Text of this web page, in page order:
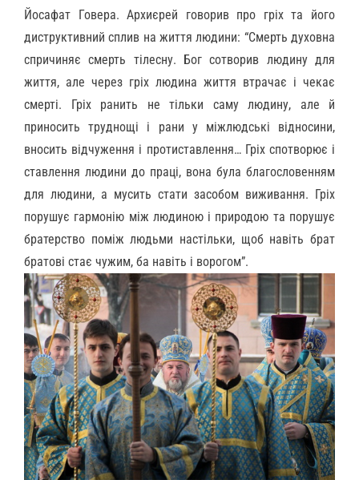
Йосафат Говера. Архиєрей говорив про гріх та його
диструктивний сплив на життя людини: “Смерть духовна
спричиняє смерть тілесну. Бог сотворив людину для
життя, але через гріх людина життя втрачає і чекає
смерті. Гріх ранить не тільки саму людину, але й
приносить труднощі і рани у міжлюдські відносини,
вносить відчуження і протиставлення… Гріх спотворює і
ставлення людини до праці, вона була благословенням
для людини, а мусить стати засобом виживання. Гріх
порушує гармонію між людиною і природою та порушує
братерство поміж людьми настільки, щоб навіть брат
братові стає чужим, ба навіть і ворогом”.